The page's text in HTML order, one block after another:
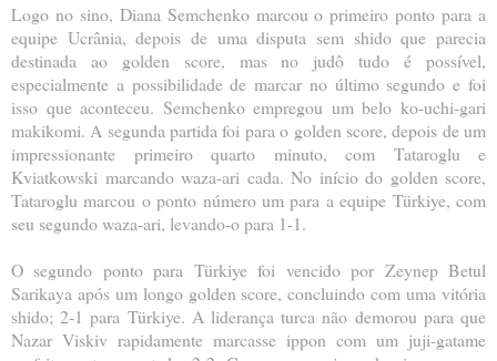
Logo no sino, Diana Semchenko marcou o primeiro ponto para a
equipe Ucrânia, depois de uma disputa sem shido que parecia
destinada ao golden score, mas no judô tudo é possível,
especialmente a possibilidade de marcar no último segundo e foi
isso que aconteceu. Semchenko empregou um belo ko-uchi-gari
makikomi. A segunda partida foi para o golden score, depois de um
impressionante primeiro quarto minuto, com Tataroglu e
Kviatkowski marcando waza-ari cada. No início do golden score,
Tataroglu marcou o ponto número um para a equipe Türkiye, com
seu segundo waza-ari, levando-o para 1-1.
O segundo ponto para Türkiye foi vencido por Zeynep Betul
Sarikaya após um longo golden score, concluindo com uma vitória
shido; 2-1 para Türkiye. A liderança turca não demorou para que
Nazar Viskiv rapidamente marcasse ippon com um juji-gatame